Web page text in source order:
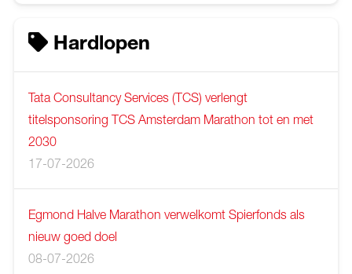
Hardlopen
Tata Consultancy Services (TCS) verlengt
titelsponsoring TCS Amsterdam Marathon tot en met
2030
17-07-2026
Egmond Halve Marathon verwelkomt Spierfonds als
nieuw goed doel
08-07-2026